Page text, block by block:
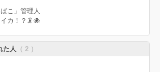
こ」管理人
カ！？🦑🐙
た人 （ 2 ）